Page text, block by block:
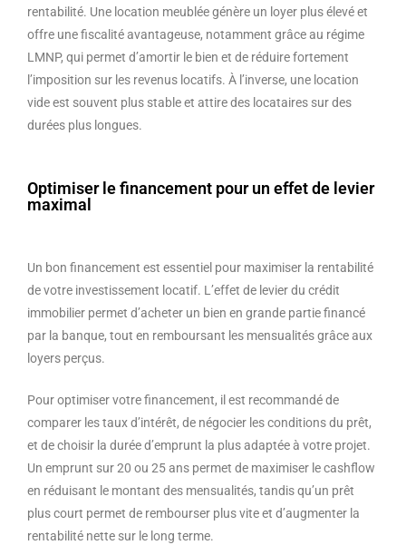
rentabilité. Une location meublée génère un loyer plus élevé et
offre une fiscalité avantageuse, notamment grâce au régime
LMNP, qui permet d’amortir le bien et de réduire fortement
l’imposition sur les revenus locatifs. À l’inverse, une location
vide est souvent plus stable et attire des locataires sur des
durées plus longues.
Optimiser le financement pour un effet de levier
maximal
Un bon financement est essentiel pour maximiser la rentabilité
de votre investissement locatif. L’effet de levier du crédit
immobilier permet d’acheter un bien en grande partie financé
par la banque, tout en remboursant les mensualités grâce aux
loyers perçus.
Pour optimiser votre financement, il est recommandé de
comparer les taux d’intérêt, de négocier les conditions du prêt,
et de choisir la durée d’emprunt la plus adaptée à votre projet.
Un emprunt sur 20 ou 25 ans permet de maximiser le cashflow
en réduisant le montant des mensualités, tandis qu’un prêt
plus court permet de rembourser plus vite et d’augmenter la
rentabilité nette sur le long terme.